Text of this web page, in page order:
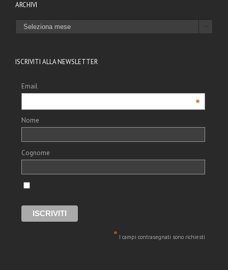
ARCHIVI
ARCHIVI
ISCRIVITI ALLA NEWSLETTER
Email
*
Nome
Cognome
* I campi contrasegnati sono richiesti